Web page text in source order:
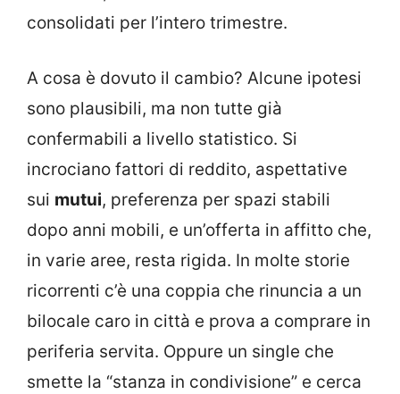
consolidati per l’intero trimestre.
A cosa è dovuto il cambio? Alcune ipotesi
sono plausibili, ma non tutte già
confermabili a livello statistico. Si
incrociano fattori di reddito, aspettative
sui mutui, preferenza per spazi stabili
dopo anni mobili, e un’offerta in affitto che,
in varie aree, resta rigida. In molte storie
ricorrenti c’è una coppia che rinuncia a un
bilocale caro in città e prova a comprare in
periferia servita. Oppure un single che
smette la “stanza in condivisione” e cerca